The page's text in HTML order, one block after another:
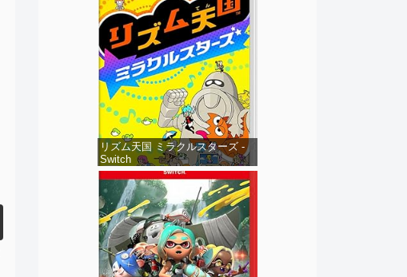
リズム天国 ミラクルスターズ -
Switch